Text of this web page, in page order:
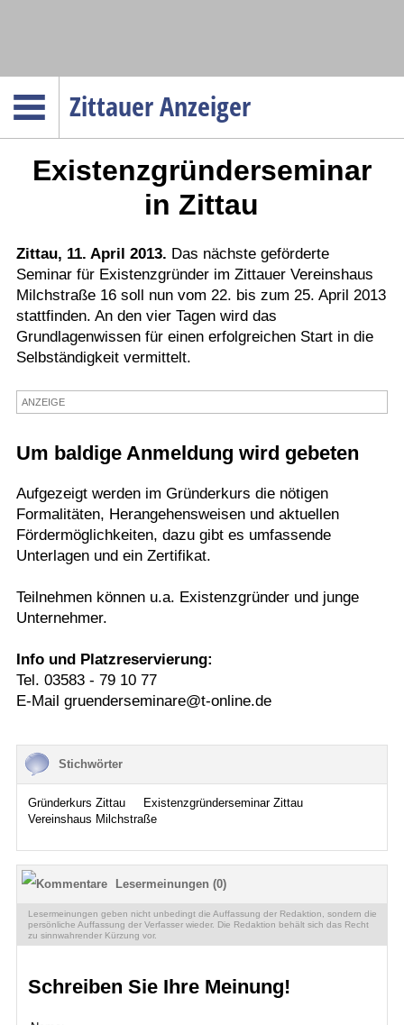
Zittauer Anzeiger
Menüpunkte
Politik
Wirtschaft
Service
Verkehr
Gesundheit
Sport
Kostenlos
Existenzgründerseminar
in Zittau
Zittau, 11. April 2013. Das nächste geförderte
Seminar für Existenzgründer im Zittauer Vereinshaus
Milchstraße 16 soll nun vom 22. bis zum 25. April 2013
stattfinden. An den vier Tagen wird das
Grundlagenwissen für einen erfolgreichen Start in die
Selbständigkeit vermittelt.
ANZEIGE
Um baldige Anmeldung wird gebeten
Aufgezeigt werden im Gründerkurs die nötigen
Formalitäten, Herangehensweisen und aktuellen
Fördermöglichkeiten, dazu gibt es umfassende
Unterlagen und ein Zertifikat.
Teilnehmen können u.a. Existenzgründer und junge
Unternehmer.
Info und Platzreservierung:
Tel. 03583 - 79 10 77
E-Mail gruenderseminare@t-online.de
Stichwörter
Gründerkurs Zittau
Existenzgründerseminar Zittau
Vereinshaus Milchstraße
Lesermeinungen (0)
Lesermeinungen geben nicht unbedingt die Auffassung der Redaktion, sondern die
persönliche Auffassung der Verfasser wieder. Die Redaktion behält sich das Recht
zu sinnwahrender Kürzung vor.
Schreiben Sie Ihre Meinung!